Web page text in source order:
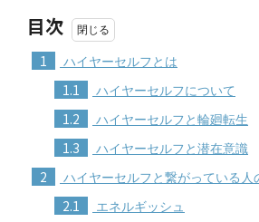
目次
1 ハイヤーセルフとは
1.1 ハイヤーセルフについて
1.2 ハイヤーセルフと輪廻転生
1.3 ハイヤーセルフと潜在意識
2 ハイヤーセルフと繋がっている人
2.1 エネルギッシュ